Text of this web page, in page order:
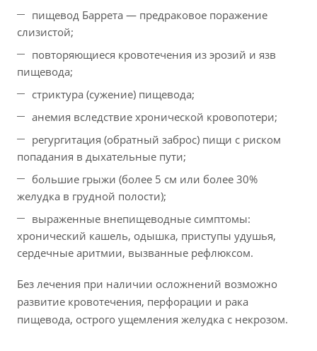
пищевод Баррета — предраковое поражение
слизистой;
повторяющиеся кровотечения из эрозий и язв
пищевода;
стриктура (сужение) пищевода;
анемия вследствие хронической кровопотери;
регургитация (обратный заброс) пищи с риском
попадания в дыхательные пути;
большие грыжи (более 5 см или более 30%
желудка в грудной полости);
выраженные внепищеводные симптомы:
хронический кашель, одышка, приступы удушья,
сердечные аритмии, вызванные рефлюксом.
Без лечения при наличии осложнений возможно
развитие кровотечения, перфорации и рака
пищевода, острого ущемления желудка с некрозом.